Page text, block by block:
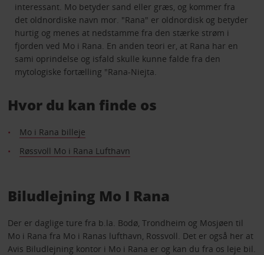
interessant. Mo betyder sand eller græs, og kommer fra
det oldnordiske navn mor. "Rana" er oldnordisk og betyder
hurtig og menes at nedstamme fra den stærke strøm i
fjorden ved Mo i Rana. En anden teori er, at Rana har en
sami oprindelse og isfald skulle kunne falde fra den
mytologiske fortælling "Rana-Niejta.
Hvor du kan finde os
Mo i Rana billeje
Røssvoll Mo i Rana Lufthavn
Biludlejning Mo I Rana
Der er daglige ture fra b.la. Bodø, Trondheim og Mosjøen til
Mo i Rana fra Mo i Ranas lufthavn, Rossvoll. Det er også her at
Avis Biludlejning kontor i Mo i Rana er og kan du fra os leje bil.